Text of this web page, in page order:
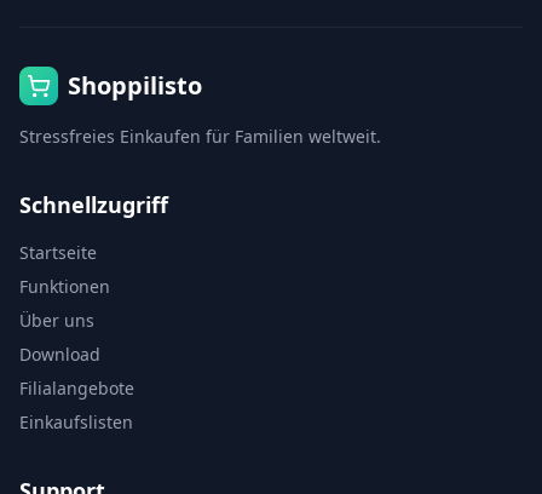
Shoppilisto
Stressfreies Einkaufen für Familien weltweit.
Schnellzugriff
Startseite
Funktionen
Über uns
Download
Filialangebote
Einkaufslisten